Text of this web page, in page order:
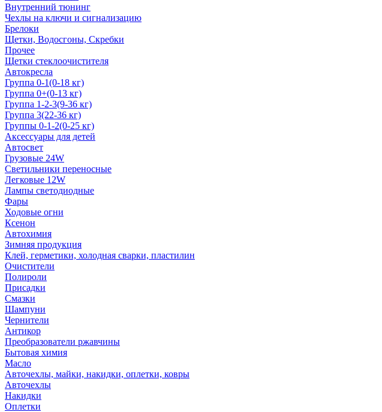
Внутренний тюнинг
Чехлы на ключи и сигнализацию
Брелоки
Щетки, Водосгоны, Скребки
Прочее
Щетки стеклоочистителя
Автокресла
Группа 0-1(0-18 кг)
Группа 0+(0-13 кг)
Группа 1-2-3(9-36 кг)
Группа 3(22-36 кг)
Группы 0-1-2(0-25 кг)
Аксессуары для детей
Автосвет
Грузовые 24W
Светильники переносные
Легковые 12W
Лампы светодиодные
Фары
Ходовые огни
Ксенон
Автохимия
Зимняя продукция
Клей, герметики, холодная сварки, пластилин
Очистители
Полироли
Присадки
Смазки
Шампуни
Чернители
Антикор
Преобразователи ржавчины
Бытовая химия
Масло
Авточехлы, майки, накидки, оплетки, ковры
Авточехлы
Накидки
Оплетки